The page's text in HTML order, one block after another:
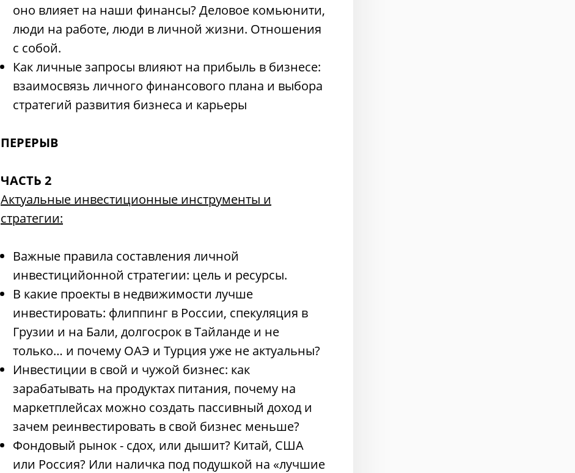
оно влияет на наши финансы? Деловое комьюнити,
люди на работе, люди в личной жизни. Отношения
с собой.
Как личные запросы влияют на прибыль в бизнесе:
взаимосвязь личного финансового плана и выбора
стратегий развития бизнеса и карьеры
ПЕРЕРЫВ
ЧАСТЬ 2
Актуальные инвестиционные инструменты и
стратегии:
Важные правила составления личной
инвестицийонной стратегии: цель и ресурсы.
В какие проекты в недвижимости лучше
инвестировать: флиппинг в России, спекуляция в
Грузии и на Бали, долгосрок в Тайланде и не
только… и почему ОАЭ и Турция уже не актуальны?
Инвестиции в свой и чужой бизнес: как
зарабатывать на продуктах питания, почему на
маркетплейсах можно создать пассивный доход и
зачем реинвестировать в свой бизнес меньше?
Фондовый рынок - сдох, или дышит? Китай, США
или Россия? Или наличка под подушкой на «лучшие